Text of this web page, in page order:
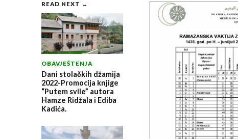
READ NEXT →
OBAVJEŠTENJA
Dani stolačkih džamija
2022-Promocija knjige
“Putem svile” autora
Hamze Ridžala i Ediba
Kadića.